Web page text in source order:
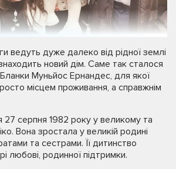
ведуть дуже далеко від рідної землі
новий дім. Саме так сталося
Муньйос Ернандес, для якої
місцем проживання, а справжнім
27 серпня 1982 року у великому та
Вона зростала у великій родині
та сестрами. Її дитинство
любові, родинної підтримки.